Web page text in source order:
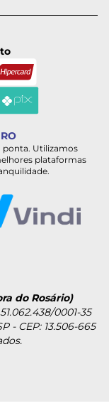
ponta. Utilizamos
plataformas
do Rosário)
0001-35
- CEP: 13.506-665